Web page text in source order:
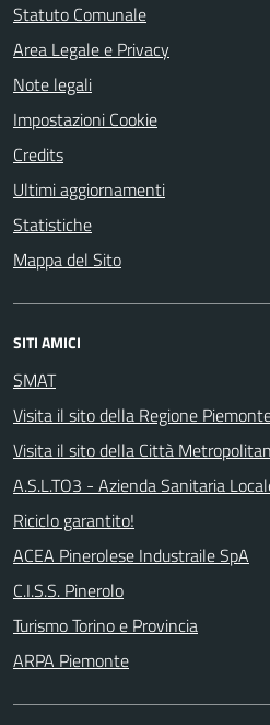
Statuto Comunale
Area Legale e Privacy
Note legali
Impostazioni Cookie
Credits
Ultimi aggiornamenti
Statistiche
Mappa del Sito
SITI AMICI
SMAT
Visita il sito della Regione
Visita il sito della Città
A.S.L.TO3 - Azienda Sanitaria
Riciclo garantito!
ACEA Pinerolese Industraile SpA
C.I.S.S. Pinerolo
Turismo Torino e Provincia
ARPA Piemonte